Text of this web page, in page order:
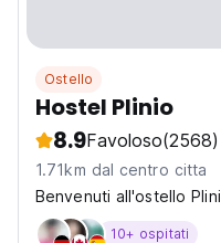
Ostello
Hostel Plinio
8.9Favoloso(2568)
1.71km dal centro citta
Benvenuti all'ostello
10+ ospitati